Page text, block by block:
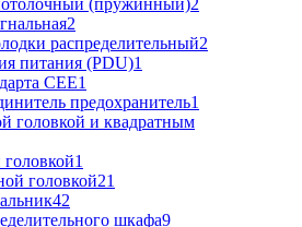
2
распределительный2
питания (PDU)1
CEE1
предохранитель1
головкой и квадратным
1
головкой21
42
шкафа9